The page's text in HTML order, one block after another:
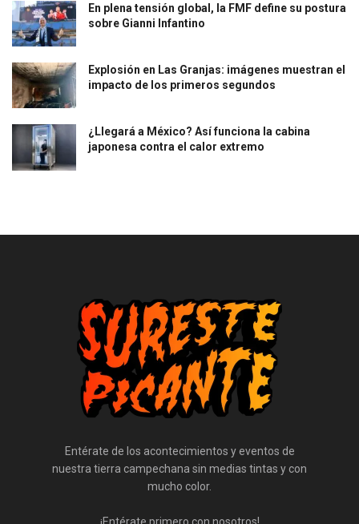
En plena tensión global, la FMF define su postura
sobre Gianni Infantino
Explosión en Las Granjas: imágenes muestran el
impacto de los primeros segundos
¿Llegará a México? Así funciona la cabina
japonesa contra el calor extremo
Entérate de los acontecimientos y eventos de
nuestra tierra campechana sin medias tintas y con
mucho color.
¡Entérate primero con nosotros!